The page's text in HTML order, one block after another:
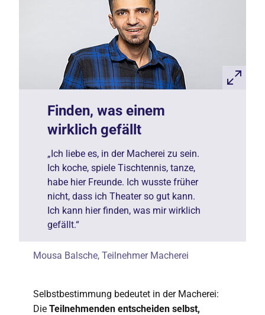
Finden, was einem
wirklich gefällt
„Ich liebe es, in der Macherei zu sein.
Ich koche, spiele Tischtennis, tanze,
habe hier Freunde. Ich wusste früher
nicht, dass ich Theater so gut kann.
Ich kann hier finden, was mir wirklich
gefällt.“
Mousa Balsche, Teilnehmer Macherei
Selbstbestimmung bedeutet in der Macherei:
Die Teilnehmenden entscheiden selbst,